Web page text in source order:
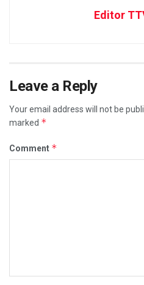
Editor
Leave a Reply
Your email address will not be
marked *
Comment *